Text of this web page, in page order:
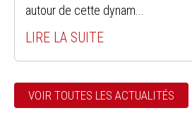
autour de cette dynam...
LIRE LA SUITE
VOIR TOUTES LES ACTUALITÉS